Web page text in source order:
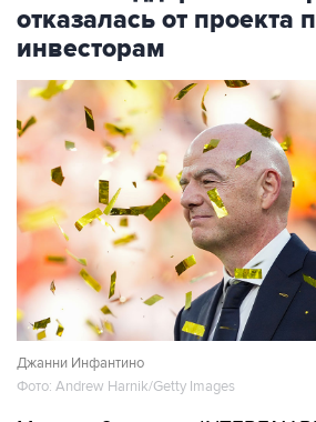
отказалась от проекта
инвесторам
Джанни Инфантино
Фото: Andrew Harnik/Getty Images